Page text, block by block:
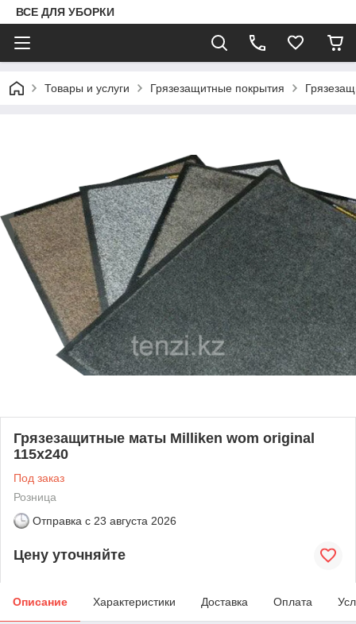
ВСЕ ДЛЯ УБОРКИ
Товары и услуги Грязезащитные покрытия
Грязезащитные маты Milliken wom original
115х240
Под заказ
Розница
Отправка с 23 августа 2026
Цену уточняйте
Описание Характеристики Доставка Оплата